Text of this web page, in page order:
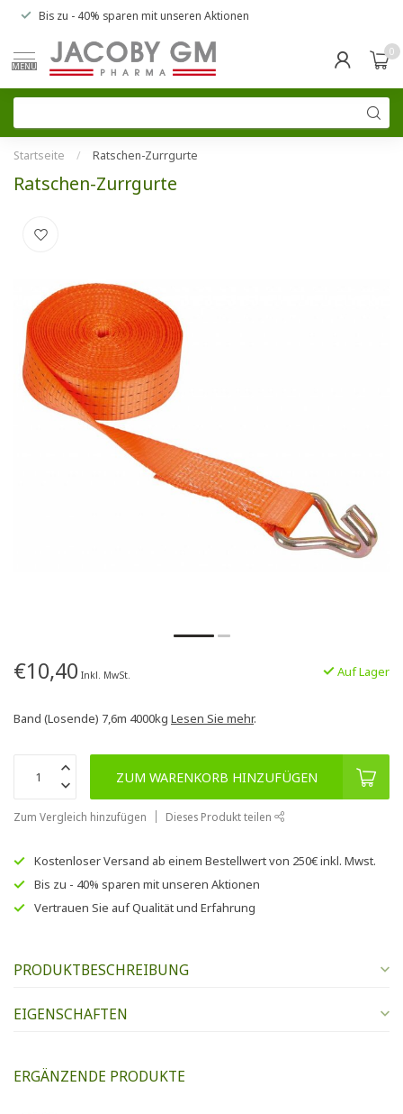
Bis zu - 40% sparen mit unseren Aktionen
MENU
0
Startseite / Ratschen-Zurrgurte
Ratschen-Zurrgurte
€10,40 Inkl. MwSt. Auf Lager
Band (Losende) 7,6m 4000kg Lesen Sie mehr.
ZUM WARENKORB HINZUFÜGEN
Zum Vergleich hinzufügen Dieses Produkt teilen
Kostenloser Versand ab einem Bestellwert von 250€inkl. Mwst.
Bis zu - 40% sparen mit unseren Aktionen
Vertrauen Sie aufQualität und Erfahrung
PRODUKTBESCHREIBUNG
EIGENSCHAFTEN
ERGÄNZENDE PRODUKTE